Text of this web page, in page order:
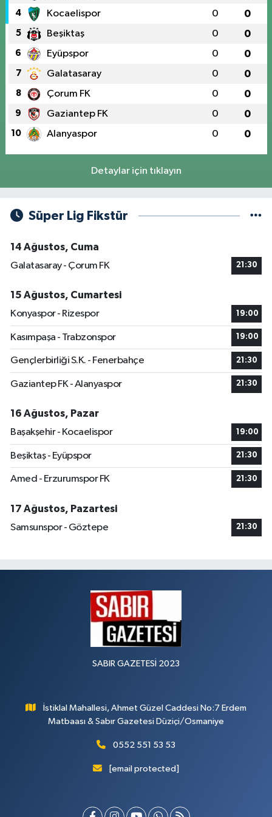
4 Kocaelispor 0 0
5 Beşiktaş 0 0
6 Eyüpspor 0 0
7 Galatasaray 0 0
8 Çorum FK 0 0
9 Gaziantep FK 0 0
10 Alanyaspor 0 0
Detaylar için tıklayın
Süper Lig Fikstür
14 Ağustos, Cuma
Galatasaray - Çorum FK
21:30
15 Ağustos, Cumartesi
Konyaspor - Rizespor
19:00
Kasımpaşa - Trabzonspor 19:00
Gençlerbirliği S.K. - Fenerbahçe 21:30
Gaziantep FK - Alanyaspor 21:30
16 Ağustos, Pazar
Başakşehir - Kocaelispor
19:00
Beşiktaş - Eyüpspor 21:30
Amed - Erzurumspor FK 21:30
17 Ağustos, Pazartesi
Samsunspor - Göztepe
21:30
SABIR GAZETESİ 2023
İstiklal Mahallesi, Ahmet Güzel Caddesi No:7 Erdem
Matbaası & Sabır Gazetesi Düziçi/Osmaniye
0552 551 53 53
[email protected]